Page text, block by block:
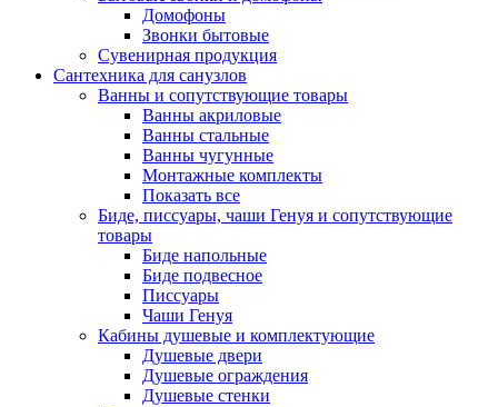
Домофоны
Звонки бытовые
Сувенирная продукция
Сантехника для санузлов
Ванны и сопутствующие товары
Ванны акриловые
Ванны стальные
Ванны чугунные
Монтажные комплекты
Показать все
Биде, писсуары, чаши Генуя и сопутствующие
товары
Биде напольные
Биде подвесное
Писсуары
Чаши Генуя
Кабины душевые и комплектующие
Душевые двери
Душевые ограждения
Душевые стенки